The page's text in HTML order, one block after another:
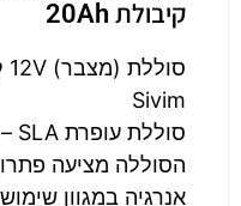
קיבולת 20Ah
Sivim
סוללת עופרת SLA – חומצה עופרת אטומה
הסוללה מציעה
אנרגיה במגוון